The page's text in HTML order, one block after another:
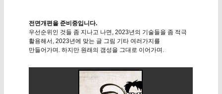
전면개편을 준비중입니다.
우선순위인 것들 좀 지나고 나면, 2023년의 기술들을 좀 적극
활용해서, 2023년에 맞는 글 그림 기타 여러가지를
만들어가며. 하지만 원래의 갬성을 그대로 이어가며.